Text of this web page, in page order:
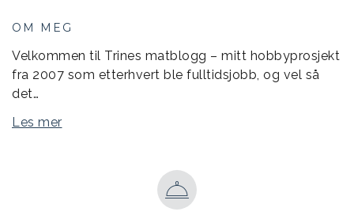
OM MEG
Velkommen til Trines matblogg – mitt hobbyprosjekt
fra 2007 som etterhvert ble fulltidsjobb, og vel så
det…
Les mer